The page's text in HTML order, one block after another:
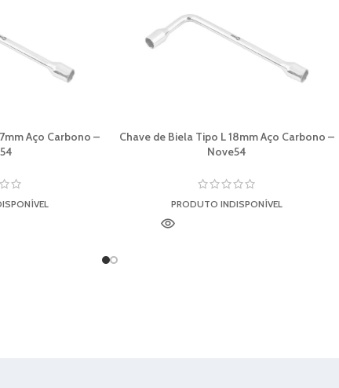
Aço Carbono –
Chave de Biela Tipo L 18mm Aço Carbono –
Nove54
PRODUTO INDISPONÍVEL